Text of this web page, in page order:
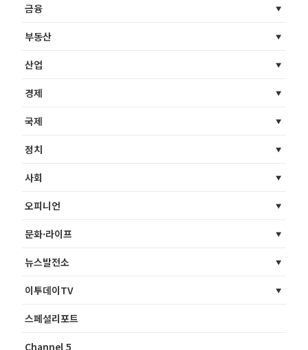
금융
부동산
산업
경제
국제
정치
사회
오피니언
문화·라이프
뉴스발전소
이투데이TV
스페셜리포트
Channel 5